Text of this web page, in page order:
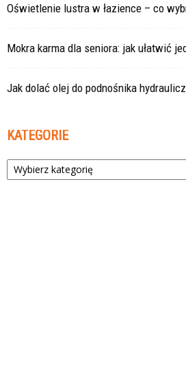
Oświetlenie lustra w łazience – co
Mokra karma dla seniora: jak ułatwić
Jak dolać olej do podnośnika
KATEGORIE
Kategorie